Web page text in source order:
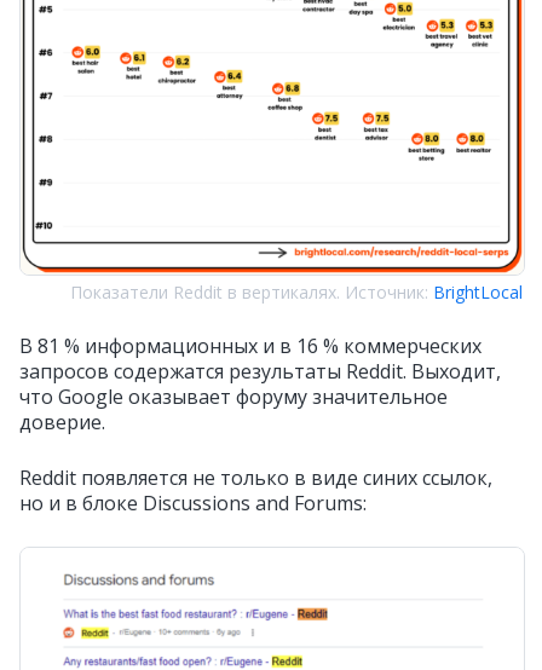
Показатели Reddit в вертикалях. Источник: BrightLocal
В 81 % информационных и в 16 % коммерческих
запросов содержатся результаты Reddit. Выходит,
что Google оказывает форуму значительное
доверие.
Reddit появляется не только в виде синих ссылок,
но и в блоке Discussions and Forums: